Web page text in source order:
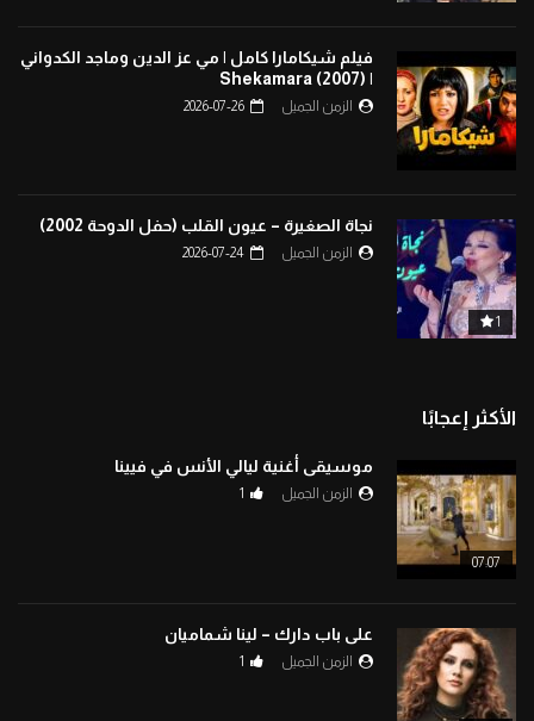
فيلم شيكامارا كامل | مي عز الدين وماجد الكدواني
| Shekamara (2007)
الزمن الجميل 2026-07-26
1
نجاة الصغيرة – عيون القلب (حفل الدوحة 2002)
الزمن الجميل 2026-07-24
الأكثر إعجابًا
07:07
موسيقى أغنية ليالي الأنس في فيينا
الزمن الجميل 1
على باب دارك – لينا شماميان
الزمن الجميل 1